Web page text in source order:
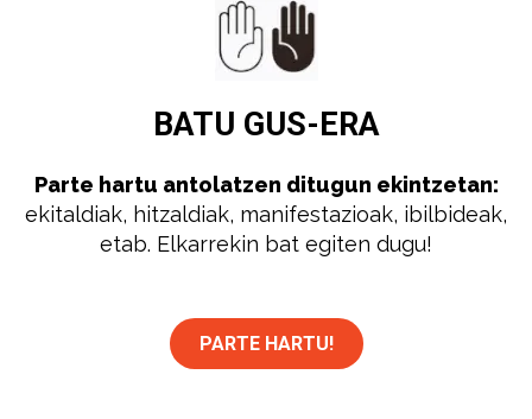
BATU GUS-ERA
Parte hartu antolatzen ditugun ekintzetan:
ekitaldiak, hitzaldiak, manifestazioak, ibilbideak,
etab. Elkarrekin bat egiten dugu!
PARTE HARTU!